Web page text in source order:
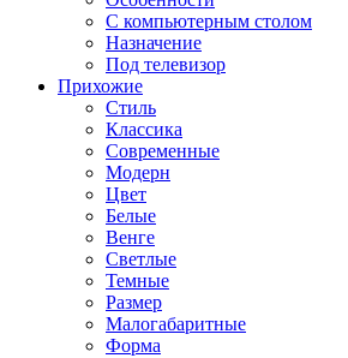
С компьютерным столом
Назначение
Под телевизор
Прихожие
Стиль
Классика
Современные
Модерн
Цвет
Белые
Венге
Светлые
Темные
Размер
Малогабаритные
Форма